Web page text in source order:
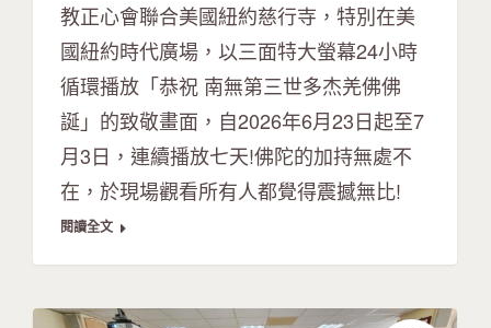
教正心會聯合美國紐約慈行寺，特別在美
國紐約時代廣場，以三面特大螢幕24小時
循環播放「恭祝 南無第三世多杰羌佛佛
誕」的致敬畫面，自2026年6月23日起至7
月3日，連續播放七天!佛陀的加持無處不
在，於現場觀看所有人都覺得震撼無比!
閱讀全文